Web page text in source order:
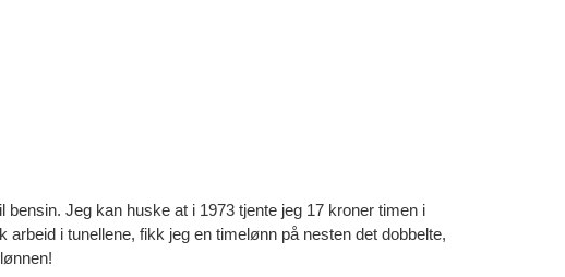
Jeg kan huske at i 1973 tjente jeg 17 kroner timen i
i tunellene, fikk jeg en timelønn på nesten det dobbelte,